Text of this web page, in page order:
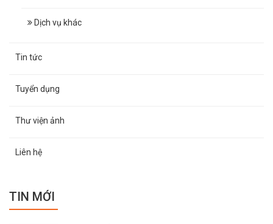
Dịch vụ khác
Tin tức
Tuyển dụng
Thư viện ảnh
Liên hệ
TIN MỚI